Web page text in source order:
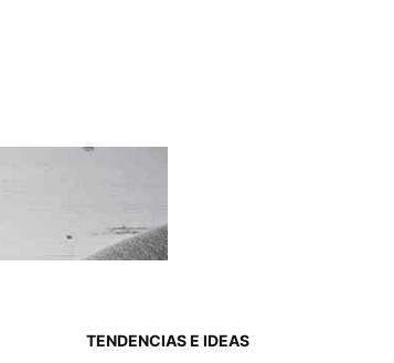
TENDENCIAS E IDEAS